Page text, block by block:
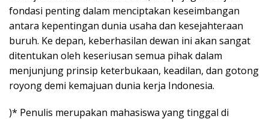
fondasi penting dalam menciptakan keseimbangan
antara kepentingan dunia usaha dan kesejahteraan
buruh. Ke depan, keberhasilan dewan ini akan sangat
ditentukan oleh keseriusan semua pihak dalam
menjunjung prinsip keterbukaan, keadilan, dan gotong
royong demi kemajuan dunia kerja Indonesia.
)* Penulis merupakan mahasiswa yang tinggal di